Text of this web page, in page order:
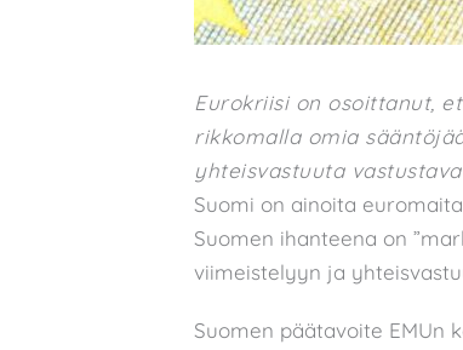
Eurokriisi on osoittanut,
rikkomalla omia
yhteisvastuuta
Suomi on ainoita
Suomen ihanteena on
viimeistelyyn ja
Suomen päätavoite EMUn